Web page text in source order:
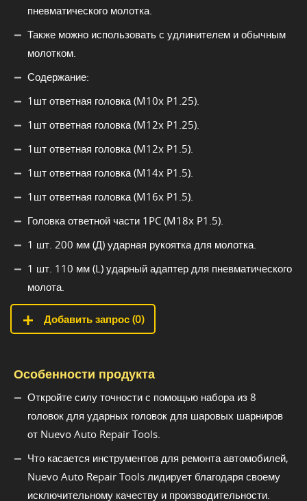
пневматического молотка.
Также можно использовать с удлинителем и обычным
молотком.
Содержание:
1шт ответная головка (M10x P1.25).
1шт ответная головка (M12x P1.25).
1шт ответная головка (M12x P1.5).
1шт ответная головка (M14x P1.5).
1шт ответная головка (M16x P1.5).
Головка ответной части 1PC (M18x P1.5).
1 шт. 200 мм (Д) ударная рукоятка для молотка.
1 шт. 110 мм (L) ударный адаптер для пневматического
молота.
Добавить запрос (0)
Особенности продукта
Откройте силу точности с помощью набора из 8
головок для ударных головок для шаровых шарниров
от Nuevo Auto Repair Tools.
Что касается инструментов для ремонта автомобилей,
Nuevo Auto Repair Tools лидирует благодаря своему
исключительному качеству и производительности.